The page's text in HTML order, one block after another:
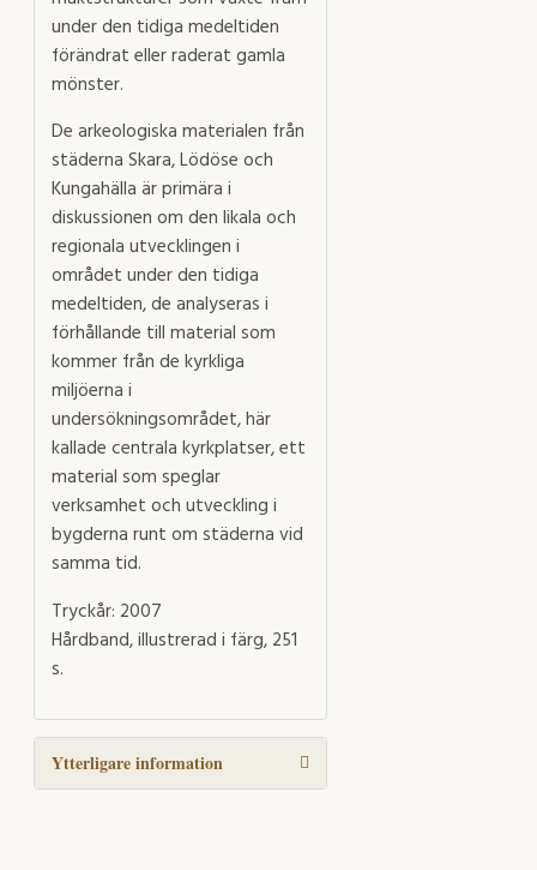
under den tidiga medeltiden
förändrat eller raderat gamla
mönster.
De arkeologiska materialen från
städerna Skara, Lödöse och
Kungahälla är primära i
diskussionen om den likala och
regionala utvecklingen i
området under den tidiga
medeltiden, de analyseras i
förhållande till material som
kommer från de kyrkliga
miljöerna i
undersökningsområdet, här
kallade centrala kyrkplatser, ett
material som speglar
verksamhet och utveckling i
bygderna runt om städerna vid
samma tid.
Tryckår: 2007
Hårdband, illustrerad i färg, 251
s.
Ytterligare information